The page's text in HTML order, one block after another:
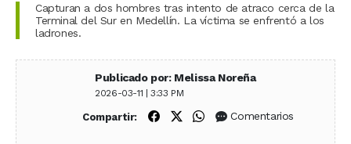
Capturan a dos hombres tras intento de atraco cerca de la
Terminal del Sur en Medellín. La víctima se enfrentó a los
ladrones.
Publicado por: Melissa Noreña
2026-03-11 | 3:33 PM
Compartir: Compartir en Facebook
Compartir en X (Twitter)
Compartir en WhatsApp
Comentarios